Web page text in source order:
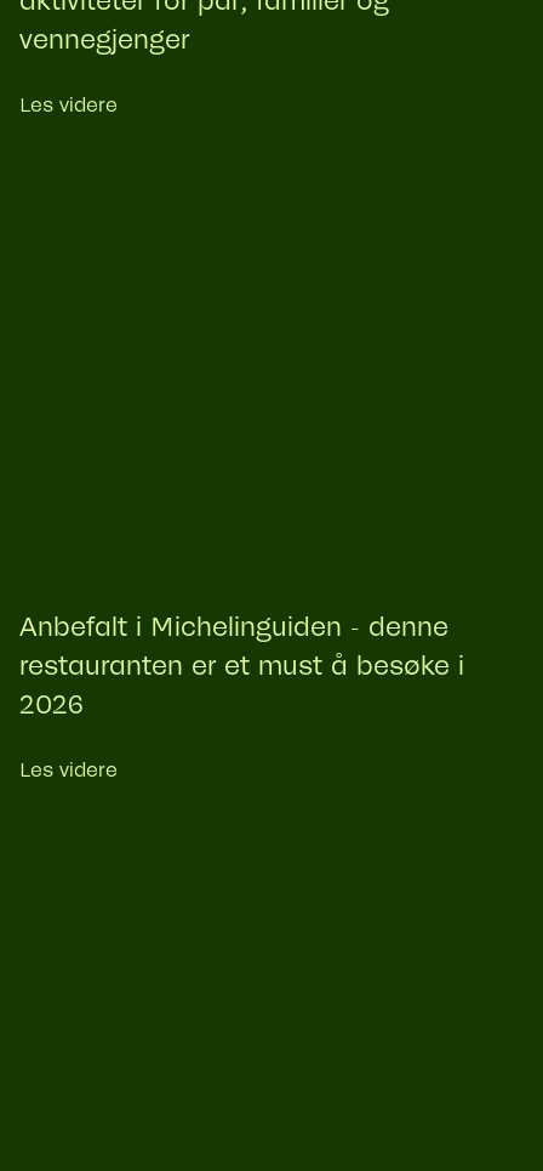
vennegjenger
Les videre
Anbefalt i Michelinguiden - denne
restauranten er et must å besøke i
2026
Les videre